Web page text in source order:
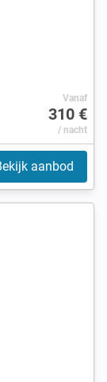
Vanaf
310 €
/ nacht
aanbod